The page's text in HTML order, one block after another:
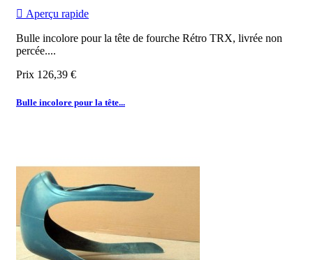
 Aperçu rapide
Bulle incolore pour la tête de fourche Rétro TRX, livrée non
percée....
Prix 126,39 €
Bulle incolore pour la tête...